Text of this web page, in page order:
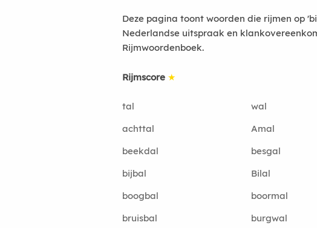
Deze pagina toont woorden die rijmen op
Nederlandse uitspraak en
Rijmwoordenboek.
Rijmscore ★
tal wal
achttal
Amal
beekdal
besgal
bijbal
Bilal
boogbal
boormal
bruisbal
burgwal